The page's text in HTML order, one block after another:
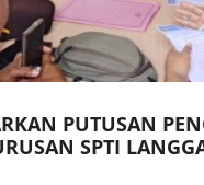
PUTUSAN
SPTI